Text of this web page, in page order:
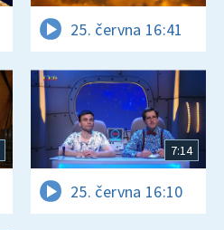
25. června 16:41
7:14
25. června 16:10